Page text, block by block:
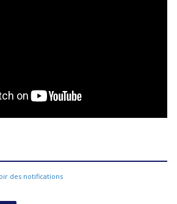
des notifications